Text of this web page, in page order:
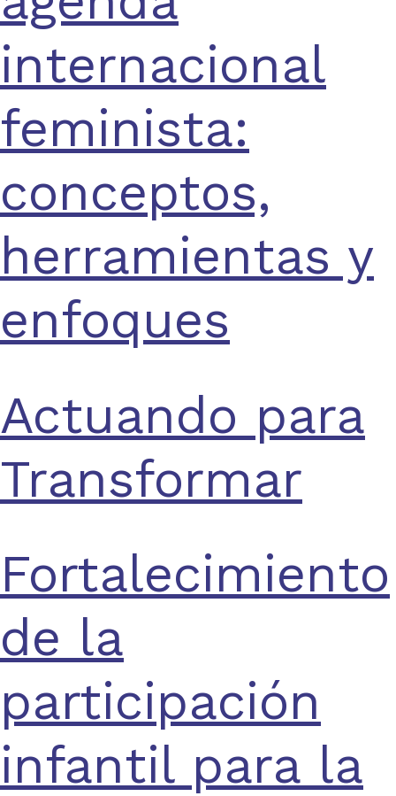
internacional
feminista:
conceptos,
herramientas y
enfoques
Actuando para
Transformar
Fortalecimiento
de la
participación
infantil para la